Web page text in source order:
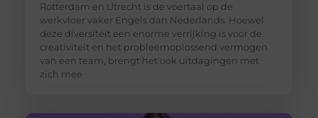
Rotterdam en Utrecht is de voertaal op de
werkvloer vaker Engels dan Nederlands. Hoewel
deze diversiteit een enorme verrijking is voor de
creativiteit en het probleemoplossend vermogen
van een team, brengt het ook uitdagingen met
zich mee